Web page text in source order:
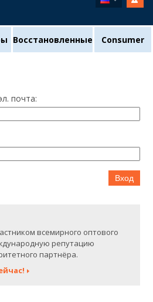
Восстановленные Consumer
почта:
Вход
всемирного оптового
репутацию
партнёра.